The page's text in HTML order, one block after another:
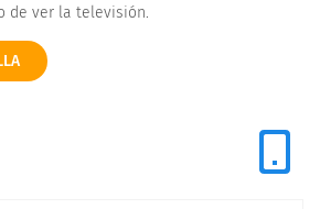
de ver la televisión.